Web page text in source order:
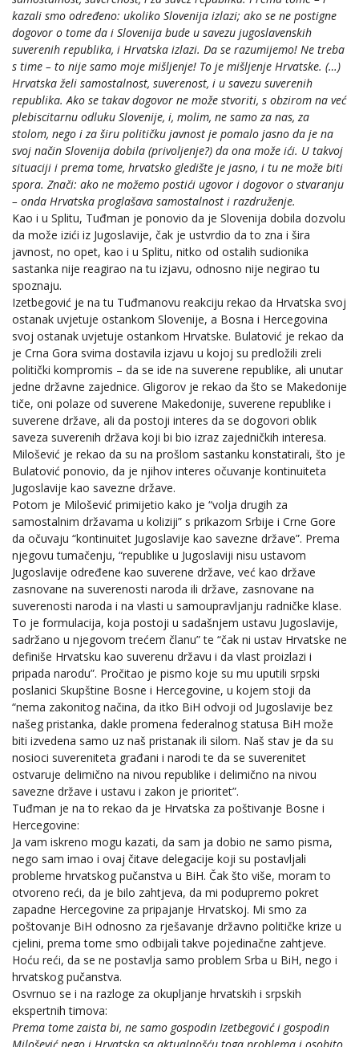
kazali smo određeno: ukoliko Slovenija izlazi; ako se ne postigne
dogovor o tome da i Slovenija bude u savezu jugoslavenskih
suverenih republika, i Hrvatska izlazi. Da se razumijemo! Ne treba
s time – to nije samo moje mišljenje! To je mišljenje Hrvatske. (…)
Hrvatska želi samostalnost, suverenost, i u savezu suverenih
republika. Ako se takav dogovor ne može stvoriti, s obzirom na već
plebiscitarnu odluku Slovenije, i, molim, ne samo za nas, za
stolom, nego i za širu političku javnost je pomalo jasno da je na
svoj način Slovenija dobila (privoljenje?) da ona može ići. U takvoj
situaciji i prema tome, hrvatsko gledište je jasno, i tu ne može biti
spora. Znači: ako ne možemo postići ugovor i dogovor o stvaranju
– onda Hrvatska proglašava samostalnost i razdruženje.
Kao i u Splitu, Tuđman je ponovio da je Slovenija dobila dozvolu
da može izići iz Jugoslavije, čak je ustvrdio da to zna i šira
javnost, no opet, kao i u Splitu, nitko od ostalih sudionika
sastanka nije reagirao na tu izjavu, odnosno nije negirao tu
spoznaju.
Izetbegović je na tu Tuđmanovu reakciju rekao da Hrvatska svoj
ostanak uvjetuje ostankom Slovenije, a Bosna i Hercegovina
svoj ostanak uvjetuje ostankom Hrvatske. Bulatović je rekao da
je Crna Gora svima dostavila izjavu u kojoj su predložili zreli
politički kompromis – da se ide na suverene republike, ali unutar
jedne državne zajednice. Gligorov je rekao da što se Makedonije
tiče, oni polaze od suverene Makedonije, suverene republike i
suverene države, ali da postoji interes da se dogovori oblik
saveza suverenih država koji bi bio izraz zajedničkih interesa.
Milošević je rekao da su na prošlom sastanku konstatirali, što je
Bulatović ponovio, da je njihov interes očuvanje kontinuiteta
Jugoslavije kao savezne države.
Potom je Milošević primijetio kako je “volja drugih za
samostalnim državama u koliziji” s prikazom Srbije i Crne Gore
da očuvaju “kontinuitet Jugoslavije kao savezne države”. Prema
njegovu tumačenju, “republike u Jugoslaviji nisu ustavom
Jugoslavije određene kao suverene države, već kao države
zasnovane na suverenosti naroda ili države, zasnovane na
suverenosti naroda i na vlasti u samoupravljanju radničke klase.
To je formulacija, koja postoji u sadašnjem ustavu Jugoslavije,
sadržano u njegovom trećem članu” te “čak ni ustav Hrvatske ne
definiše Hrvatsku kao suverenu državu i da vlast proizlazi i
pripada narodu”. Pročitao je pismo koje su mu uputili srpski
poslanici Skupštine Bosne i Hercegovine, u kojem stoji da
“nema zakonitog načina, da itko BiH odvoji od Jugoslavije bez
našeg pristanka, dakle promena federalnog statusa BiH može
biti izvedena samo uz naš pristanak ili silom. Naš stav je da su
nosioci suvereniteta građani i narodi te da se suverenitet
ostvaruje delimično na nivou republike i delimično na nivou
savezne države i ustavu i zakon je prioritet”.
Tuđman je na to rekao da je Hrvatska za poštivanje Bosne i
Hercegovine:
Ja vam iskreno mogu kazati, da sam ja dobio ne samo pisma,
nego sam imao i ovaj čitave delegacije koji su postavljali
probleme hrvatskog pučanstva u BiH. Čak što više, moram to
otvoreno reći, da je bilo zahtjeva, da mi podupremo pokret
zapadne Hercegovine za pripajanje Hrvatskoj. Mi smo za
poštovanje BiH odnosno za rješavanje državno političke krize u
cjelini, prema tome smo odbijali takve pojedinačne zahtjeve.
Hoću reći, da se ne postavlja samo problem Srba u BiH, nego i
hrvatskog pučanstva.
Osvrnuo se i na razloge za okupljanje hrvatskih i srpskih
ekspertnih timova:
Prema tome zaista bi, ne samo gospodin Izetbegović i gospodin